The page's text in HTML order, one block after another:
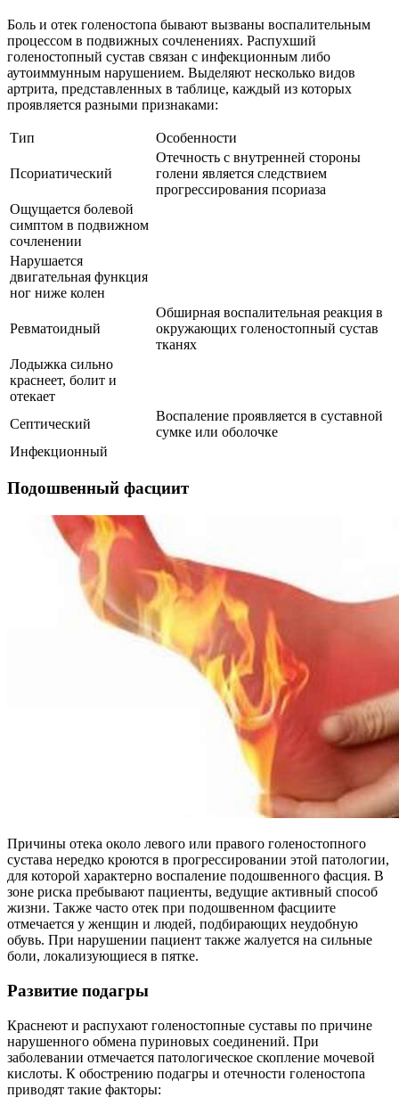
Боль и отек голеностопа бывают вызваны воспалительным
процессом в подвижных сочленениях. Распухший
голеностопный сустав связан с инфекционным либо
аутоиммунным нарушением. Выделяют несколько видов
артрита, представленных в таблице, каждый из которых
проявляется разными признаками:
Тип Особенности
Псориатический
Отечность с внутренней стороны
голени является следствием
прогрессирования псориаза
Ощущается болевой
симптом в подвижном
сочленении
Нарушается
двигательная функция
ног ниже колен
Ревматоидный
Обширная воспалительная реакция в
окружающих голеностопный сустав
тканях
Лодыжка сильно
краснеет, болит и
отекает
Септический
Воспаление проявляется в суставной
сумке или оболочке
Инфекционный
Подошвенный фасциит
Причины отека около левого или правого голеностопного
сустава нередко кроются в прогрессировании этой патологии,
для которой характерно воспаление подошвенного фасция. В
зоне риска пребывают пациенты, ведущие активный способ
жизни. Также часто отек при подошвенном фасциите
отмечается у женщин и людей, подбирающих неудобную
обувь. При нарушении пациент также жалуется на сильные
боли, локализующиеся в пятке.
Развитие подагры
Краснеют и распухают голеностопные суставы по причине
нарушенного обмена пуриновых соединений. При
заболевании отмечается патологическое скопление мочевой
кислоты. К обострению подагры и отечности голеностопа
приводят такие факторы: